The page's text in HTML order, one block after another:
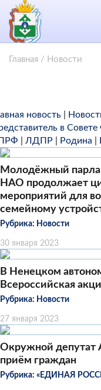
Главная / Новости
новость
в
ЛДПР Родина
Молодёжный
НАО продолжает
мероприятий для
семейному
Рубрика: Новости
30 января 2023
В Ненецком
Всероссийская
Рубрика: Новости
27 января 2023
Окружной депутат
приём граждан
Рубрика: «ЕДИНАЯ